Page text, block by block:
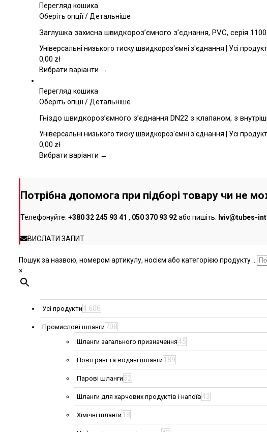
вибрати
на
товару
Перегляд кошика
Оберіть опції Цей
має
кілька
Параметри
вибрати
на
товару
/Детальніше
Заглушка захисна швидкороз’ємного з’єднання, PVC, серія 1100
Універсальні низького тиску швидкороз'ємні з'єднання | Усі
0,00 zł
Вибрати варіанти →
Перегляд кошика
Оберіть опції Цей
має
кілька
Параметри
сторінці
/Детальніше
Гніздо швидкороз’ємного з’єднання DN22 з клапаном, з
Універсальні низького тиску швидкороз'ємні з'єднання | Усі
0,00 zł
Вибрати варіанти →
Потрібна допомога при підборі товару чи не
Телефонуйте: +380 32 245 93 41 , 050 370 93 92або пишіть: lviv@tubes-
ВИСЛАТИ ЗАПИТ
Пошук за назвою, номером артикулу, носієм або категорією продукту ...
×
Усі продукти4 606
Промислові шланги 708
Шланги загального призначення45
Повітряні та водяні шланги 189
Парові шланги 32
Шланги для харчових продуктів і напоїв43
Хімічні шланги 18